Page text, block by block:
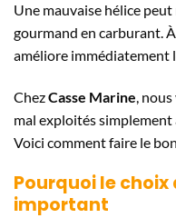
Une mauvaise hélice
gourmand en carburant.
améliore immédiatement
ChezCasse Marine,
mal exploités simplement
Voici comment faire le
Pourquoi le choix
important